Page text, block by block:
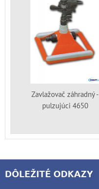
Zavlažovač záhradný -
pulzujúci 4650
DÔLEŽITÉ ODKAZY